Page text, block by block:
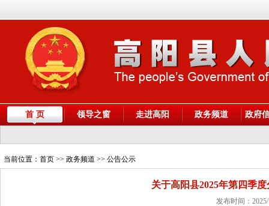
首 页 领导之窗 走进高阳 政务频道 政府
当前位置： 首页 >> 政务频道 >> 公告公示
关于高阳县2025年第四季
发布时间：